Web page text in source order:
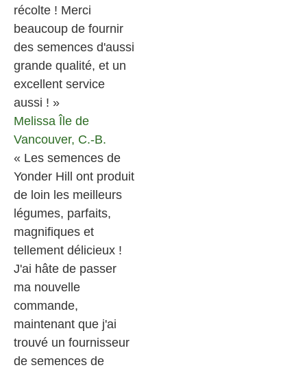
récolte ! Merci
beaucoup de fournir
des semences d'aussi
grande qualité, et un
excellent service
aussi ! »
Melissa Île de
Vancouver, C.-B.
« Les semences de
Yonder Hill ont produit
de loin les meilleurs
légumes, parfaits,
magnifiques et
tellement délicieux !
J'ai hâte de passer
ma nouvelle
commande,
maintenant que j'ai
trouvé un fournisseur
de semences de